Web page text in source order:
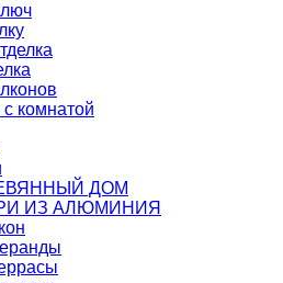
комнатой
ДОМ
ИЗ АЛЮМИНИЯ